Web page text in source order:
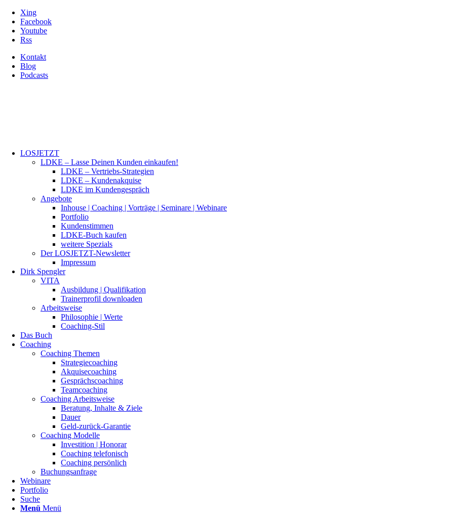
Xing
Facebook
Youtube
Rss
Kontakt
Blog
Podcasts
LOSJETZT
LDKE – Lasse Deinen Kunden einkaufen!
LDKE – Vertriebs-Strategien
LDKE – Kundenakquise
LDKE im Kundengespräch
Angebote
Inhouse | Coaching | Vorträge | Seminare | Webinare
Portfolio
Kundenstimmen
LDKE-Buch kaufen
weitere Spezials
Der LOSJETZT-Newsletter
Impressum
Dirk Spengler
VITA
Ausbildung | Qualifikation
Trainerprofil downloaden
Arbeitsweise
Philosophie | Werte
Coaching-Stil
Das Buch
Coaching
Coaching Themen
Strategiecoaching
Akquisecoaching
Gesprächscoaching
Teamcoaching
Coaching Arbeitsweise
Beratung, Inhalte & Ziele
Dauer
Geld-zurück-Garantie
Coaching Modelle
Investition | Honorar
Coaching telefonisch
Coaching persönlich
Buchungsanfrage
Webinare
Portfolio
Suche
Menü Menü